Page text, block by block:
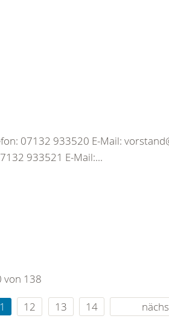
07132 933520 E-Mail:
933521 E-Mail:...
von 138
12 13 14